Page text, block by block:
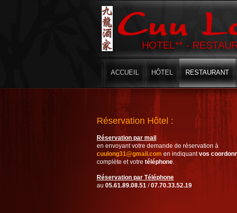
HOTEL** -
ACCUEIL HÔTEL RESTAURANT
Réservation Hôtel :
Réservation par mail
en envoyant votre demande de réservation à
cuulong31@gmail.com en indiquantvos
complète et votre téléphone.
Réservation par Téléphone
au 05.61.89.08.51 /07.70.33.52.19